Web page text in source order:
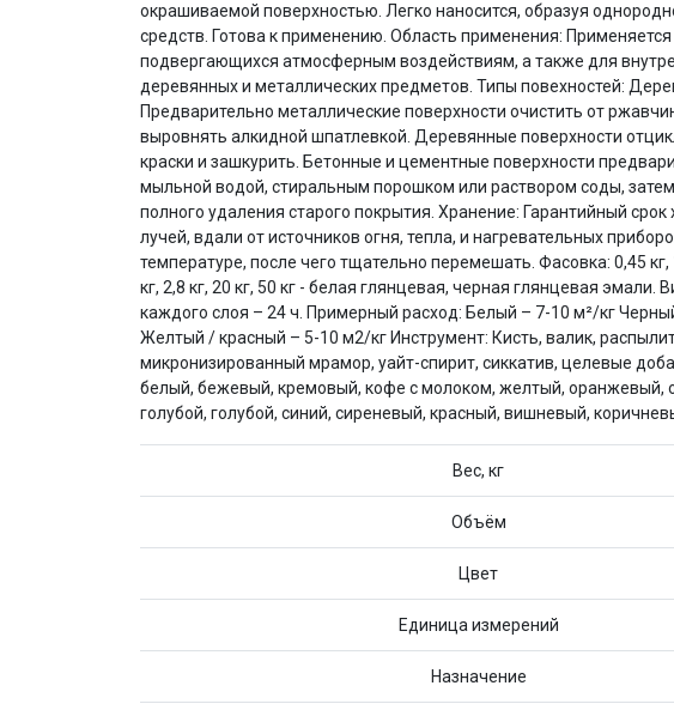
окрашиваемой поверхностью. Легко наносится, образуя
средств. Готова к применению. Область применения:
подвергающихся атмосферным воздействиям, а также для
деревянных и металлических предметов. Типы повехностей:
Предварительно металлические поверхности очистить от
выровнять алкидной шпатлевкой. Деревянные поверхности
краски и зашкурить. Бетонные и цементные поверхности
мыльной водой, стиральным порошком или раствором соды,
полного удаления старого покрытия. Хранение: Гарантийный
лучей, вдали от источников огня, тепла, и нагревательных
температуре, после чего тщательно перемешать. Фасовка: 0,45 кг,
кг, 2,8 кг, 20 кг, 50 кг - белая глянцевая, черная глянцевая
каждого слоя – 24 ч. Примерный расход: Белый – 7-10 м²/кг
Желтый / красный – 5-10 м2/кг Инструмент: Кисть, валик,
микронизированный мрамор, уайт-спирит, сиккатив, целевые
белый, бежевый, кремовый, кофе с молоком, желтый, оранжевый,
голубой, голубой, синий, сиреневый, красный, вишневый,
Вес, кг
Объём
Цвет
Единица измерений
Назначение
с вашей
Подробнее
недели